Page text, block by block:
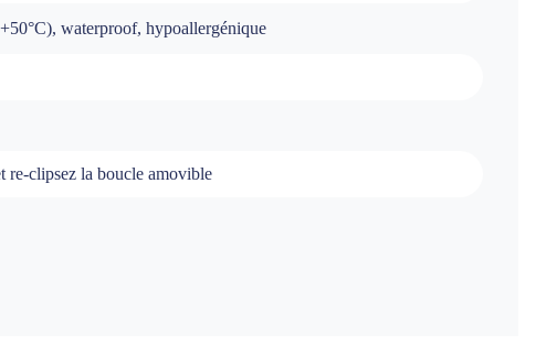
waterproof, hypoallergénique
re-clipsez la boucle amovible